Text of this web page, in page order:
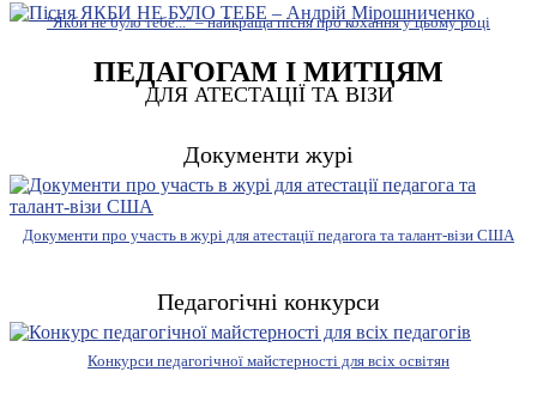
"Якби не було тебе..." – найкраща пісня про кохання у цьому році
ПЕДАГОГАМ І МИТЦЯМ
ДЛЯ АТЕСТАЦІЇ ТА ВІЗИ
Документи журі
Документи про участь в журі для атестації педагога та талант-візи США
Педагогічні конкурси
Конкурси педагогічної майстерності для всіх освітян